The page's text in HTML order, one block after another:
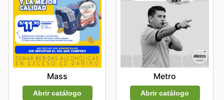
Mass
Abrir catálogo
Metro
Abrir catálogo